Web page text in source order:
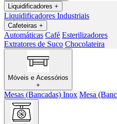
Liquidificadores +
Liquidificadores Industriais
Cafeteiras +
Automáticas Café Esterilizadores
Extratores de Suco Chocolateira
Móveis e Acessórios
+
Mesas (Bancadas) Inox Mesa